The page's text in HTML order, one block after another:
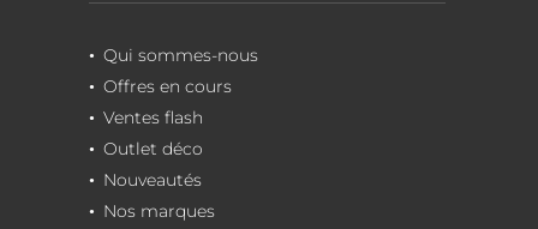
Qui sommes-nous
Offres en cours
Ventes flash
Outlet déco
Nouveautés
Nos marques